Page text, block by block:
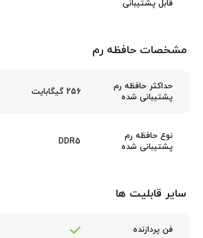
قابل پشتیبانی
مشخصات حافظه رم
حداکثر حافظه رم
پشتیبانی شده
256 گیگابایت
نوع حافظه رم
پشتیبانی شده
DDR5
سایر قابلیت ها
فن پردازنده